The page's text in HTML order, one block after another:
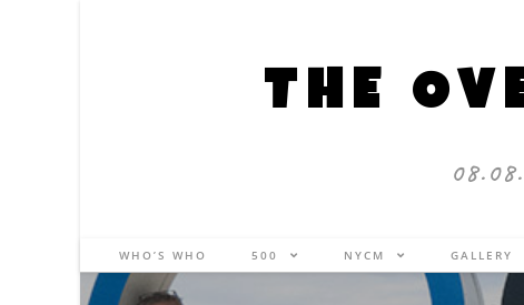
THE
WHO’S WHO 500 NYCM GALLERY